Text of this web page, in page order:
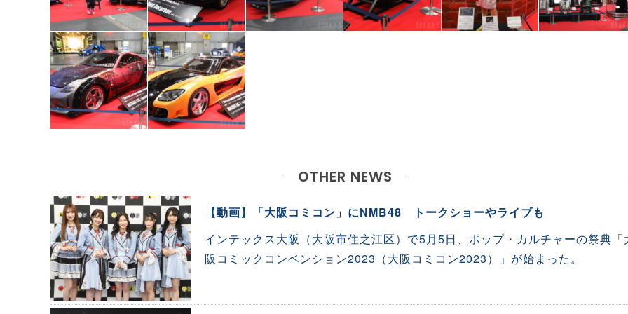
OTHER NEWS
【動画】「大阪コミコン」にNMB48 トークショーやライブも
インテックス大阪（大阪市住之江区）で5月5日、ポップ・カルチャーの祭典「
阪コミックコンベンション2023（大阪コミコン2023）」が始まった。